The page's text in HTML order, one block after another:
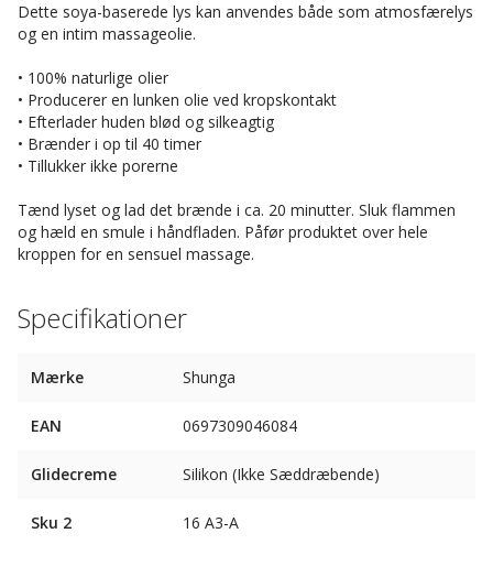
Dette soya-baserede lys kan anvendes både som atmosfærelys
og en intim massageolie.
• 100% naturlige olier
• Producerer en lunken olie ved kropskontakt
• Efterlader huden blød og silkeagtig
• Brænder i op til 40 timer
• Tillukker ikke porerne
Tænd lyset og lad det brænde i ca. 20 minutter. Sluk flammen
og hæld en smule i håndfladen. Påfør produktet over hele
kroppen for en sensuel massage.
Specifikationer
Mærke Shunga
EAN 0697309046084
Glidecreme Silikon (Ikke Sæddræbende)
Sku 2 16 A3-A